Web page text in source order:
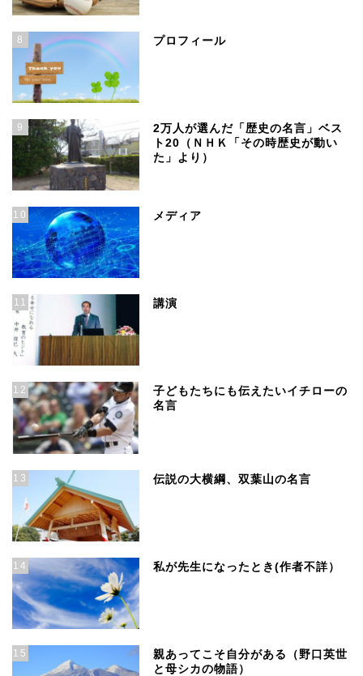
8 プロフィール
9
2万人が選んだ「歴史の名言」ベス
ト20（ＮＨＫ「その時歴史が動い
た」より）
10 メディア
11 講演
12
子どもたちにも伝えたいイチローの
名言
13 伝説の大横綱、双葉山の名言
14 私が先生になったとき(作者不詳）
15
親あってこそ自分がある（野口英世
と母シカの物語）